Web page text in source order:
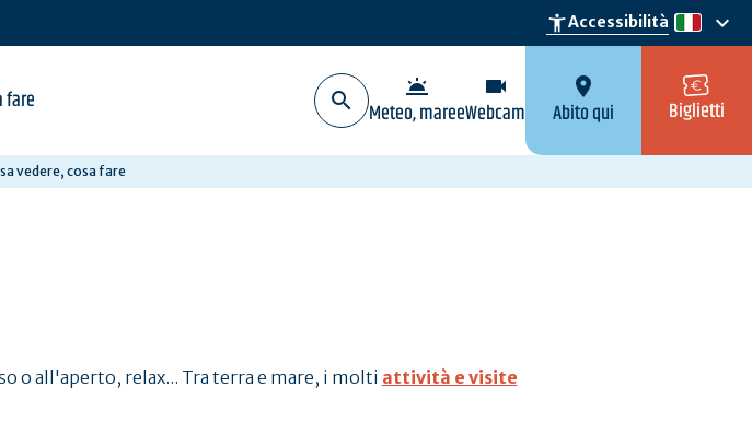
accessibility_newAccessibilità it
keyboard_arrow_down
fare wb_twilight
Meteo, maree
videocam
Webcam
location_on
Abito qui Biglietti
vedere, cosa fare
o all'aperto, relax... Tra terra e mare, i molti attività e visite